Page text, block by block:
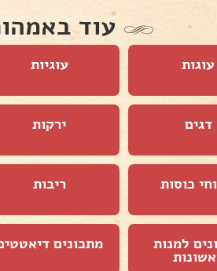
עוד
עוגות עוגיות
דגים ירקות
כוסות ריבות
למנות מתכונים